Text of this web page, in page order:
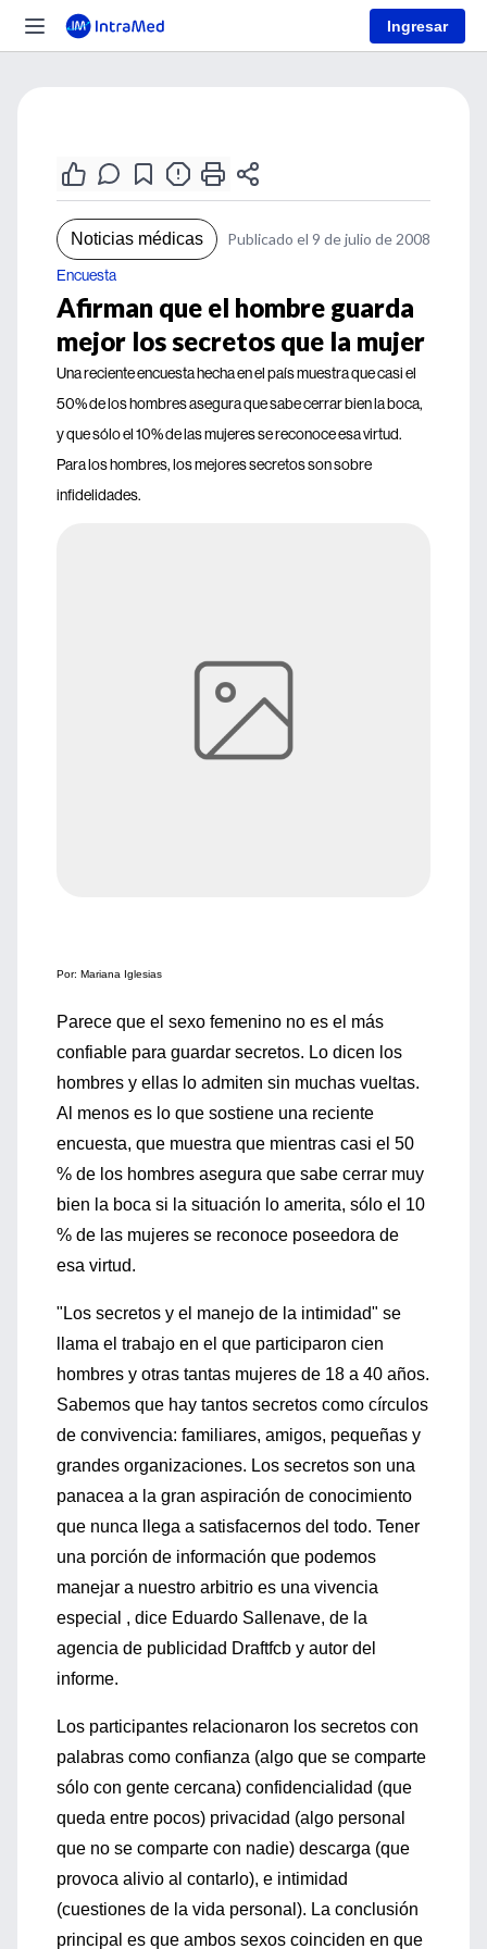
Ingresar
Noticias médicas Publicado el 9 de julio de 2008
Encuesta
Afirman que el hombre guarda
mejor los secretos que la mujer
Una reciente encuesta hecha en el país muestra que casi el
50% de los hombres asegura que sabe cerrar bien la boca,
y que sólo el 10% de las mujeres se reconoce esa virtud.
Para los hombres, los mejores secretos son sobre
infidelidades.
Por: Mariana Iglesias
Parece que el sexo femenino no es el más
confiable para guardar secretos. Lo dicen los
hombres y ellas lo admiten sin muchas vueltas.
Al menos es lo que sostiene una reciente
encuesta, que muestra que mientras casi el 50
% de los hombres asegura que sabe cerrar muy
bien la boca si la situación lo amerita, sólo el 10
% de las mujeres se reconoce poseedora de
esa virtud.
"Los secretos y el manejo de la intimidad" se
llama el trabajo en el que participaron cien
hombres y otras tantas mujeres de 18 a 40 años.
Sabemos que hay tantos secretos como círculos
de convivencia: familiares, amigos, pequeñas y
grandes organizaciones. Los secretos son una
panacea a la gran aspiración de conocimiento
que nunca llega a satisfacernos del todo. Tener
una porción de información que podemos
manejar a nuestro arbitrio es una vivencia
especial , dice Eduardo Sallenave, de la
agencia de publicidad Draftfcb y autor del
informe.
Los participantes relacionaron los secretos con
palabras como confianza (algo que se comparte
sólo con gente cercana) confidencialidad (que
queda entre pocos) privacidad (algo personal
que no se comparte con nadie) descarga (que
provoca alivio al contarlo), e intimidad
(cuestiones de la vida personal). La conclusión
principal es que ambos sexos coinciden en que